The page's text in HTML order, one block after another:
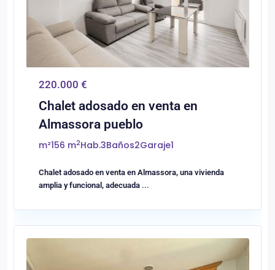
220.000 €
Chalet adosado en venta en
Almassora pueblo
m²156 m2Hab.3Baños2Garaje1
Chalet adosado en venta en Almassora, una vivienda
amplia y funcional, adecuada ...
0 Castellón/Castelló